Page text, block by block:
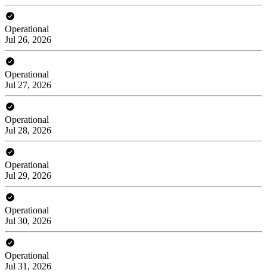
Operational
Jul 26, 2026
Operational
Jul 27, 2026
Operational
Jul 28, 2026
Operational
Jul 29, 2026
Operational
Jul 30, 2026
Operational
Jul 31, 2026